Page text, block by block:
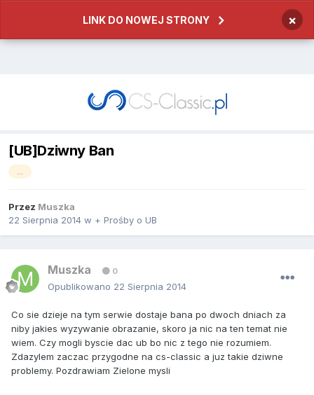
LINK DO NOWEJ STRONY ×
[UB]Dziwny Ban
...
Przez Muszka
22 Sierpnia 2014 w + Prośby o UB
Muszka 0
Opublikowano 22 Sierpnia 2014
Co sie dzieje na tym serwie dostaje bana po dwoch dniach za
niby jakies wyzywanie obrazanie, skoro ja nic na ten temat nie
wiem. Czy mogli byscie dac ub bo nic z tego nie rozumiem.
Zdazylem zaczac przygodne na cs-classic a juz takie dziwne
problemy. Pozdrawiam Zielone mysli